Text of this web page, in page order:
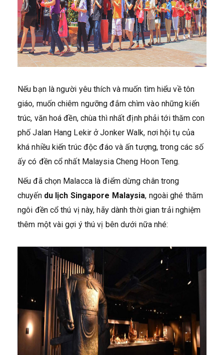
Nếu bạn là người yêu thích và muốn tìm hiểu về tôn
giáo, muốn chiêm ngưỡng đắm chìm vào những kiến
trúc, văn hoá đền, chùa thì nhất định phải tới thăm con
phố Jalan Hang Lekir ở Jonker Walk, nơi hội tụ của
khá nhiều kiến trúc độc đáo và ấn tượng, trong các số
ấy có đền cổ nhất Malaysia Cheng Hoon Teng.
Nếu đã chọn Malacca là điểm dừng chân trong
chuyến du lịch Singapore Malaysia, ngoài ghé thăm
ngôi đền cổ thú vị này, hãy dành thời gian trải nghiệm
thêm một vài gợi ý thú vị bên dưới nữa nhé: